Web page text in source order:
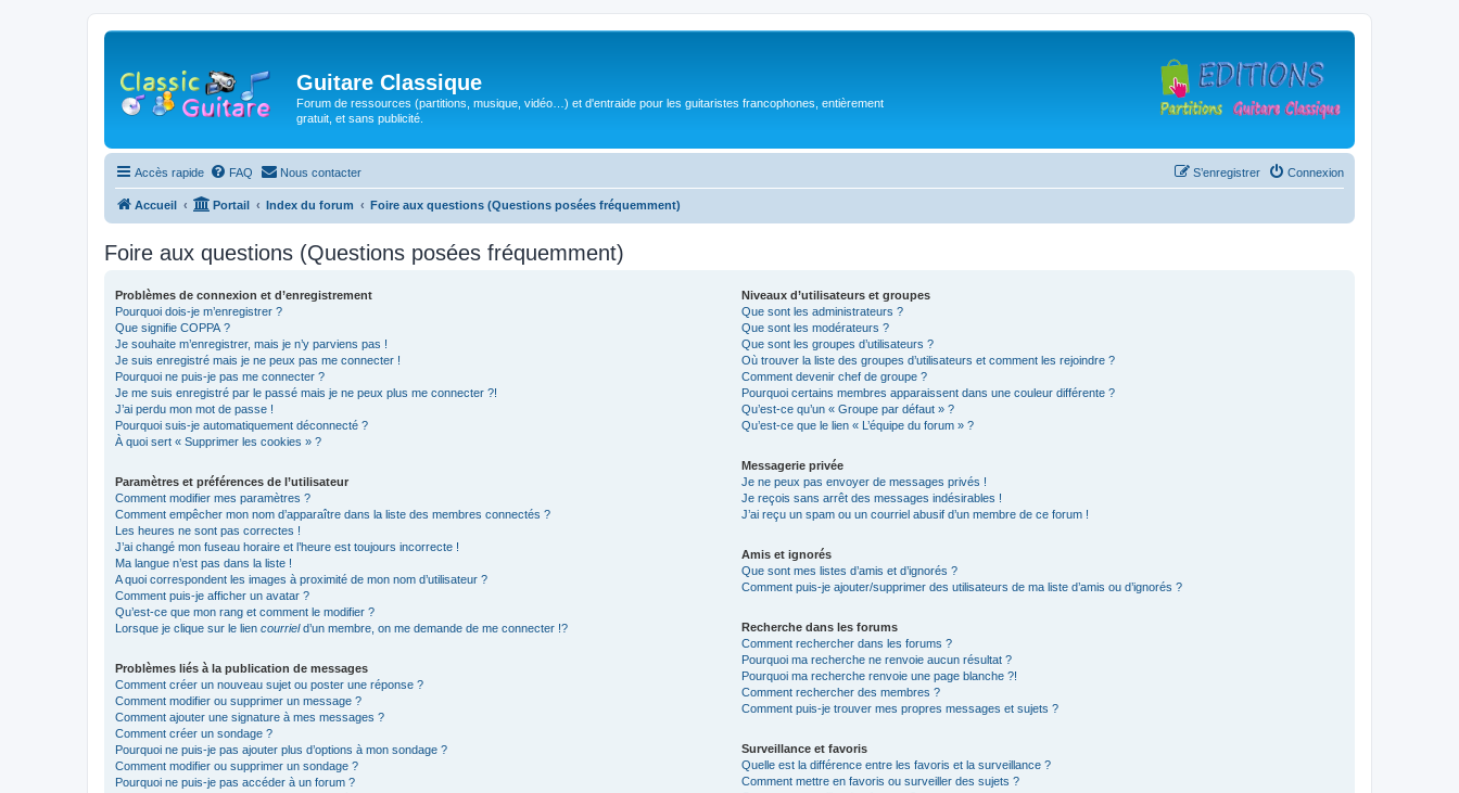
Guitare Classique
Forum de ressources (partitions, musique, vidéo…) et d'entraide pour les guitaristes francophones, entièrement
gratuit, et sans publicité.
Accès rapide FAQ Nous contacter Connexion
S’enregistrer
Accueil Portail Index du forum Foire aux questions (Questions posées fréquemment)
Foire aux questions (Questions posées fréquemment)
Problèmes de connexion et d’enregistrement
Pourquoi dois-je m’enregistrer ?
Que signifie COPPA ?
Je souhaite m’enregistrer, mais je n’y parviens pas !
Je suis enregistré mais je ne peux pas me connecter !
Pourquoi ne puis-je pas me connecter ?
Je me suis enregistré par le passé mais je ne peux plus me connecter ?!
J’ai perdu mon mot de passe !
Pourquoi suis-je automatiquement déconnecté ?
À quoi sert « Supprimer les cookies » ?
Paramètres et préférences de l’utilisateur
Comment modifier mes paramètres ?
Comment empêcher mon nom d’apparaître dans la liste des membres connectés ?
Les heures ne sont pas correctes !
J’ai changé mon fuseau horaire et l’heure est toujours incorrecte !
Ma langue n’est pas dans la liste !
A quoi correspondent les images à proximité de mon nom d’utilisateur ?
Comment puis-je afficher un avatar ?
Qu’est-ce que mon rang et comment le modifier ?
Lorsque je clique sur le lien courrield’un membre, on me demande de me connecter !?
Problèmes liés à la publication de messages
Comment créer un nouveau sujet ou poster une réponse ?
Comment modifier ou supprimer un message ?
Comment ajouter une signature à mes messages ?
Comment créer un sondage ?
Pourquoi ne puis-je pas ajouter plus d’options à mon sondage ?
Comment modifier ou supprimer un sondage ?
Pourquoi ne puis-je pas accéder à un forum ?
Niveaux d’utilisateurs et groupes
Que sont les administrateurs ?
Que sont les modérateurs ?
Que sont les groupes d’utilisateurs ?
Où trouver la liste des groupes d’utilisateurs et comment les rejoindre ?
Comment devenir chef de groupe ?
Pourquoi certains membres apparaissent dans une couleur différente ?
Qu’est-ce qu’un « Groupe par défaut » ?
Qu’est-ce que le lien « L’équipe du forum » ?
Messagerie privée
Je ne peux pas envoyer de messages privés !
Je reçois sans arrêt des messages indésirables !
J’ai reçu un spam ou un courriel abusif d’un membre de ce forum !
Amis et ignorés
Que sont mes listes d’amis et d’ignorés ?
Comment puis-je ajouter/supprimer des utilisateurs de ma liste d’amis ou d’ignorés ?
Recherche dans les forums
Comment rechercher dans les forums ?
Pourquoi ma recherche ne renvoie aucun résultat ?
Pourquoi ma recherche renvoie une page blanche ?!
Comment rechercher des membres ?
Comment puis-je trouver mes propres messages et sujets ?
Surveillance et favoris
Quelle est la différence entre les favoris et la surveillance ?
Comment mettre en favoris ou surveiller des sujets ?